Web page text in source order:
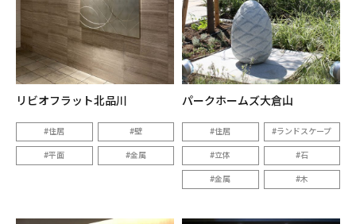
リビオフラット北品川
住居 壁
平面 金属
パークホームズ大倉山
住居 ランドスケープ
立体 石
金属 木